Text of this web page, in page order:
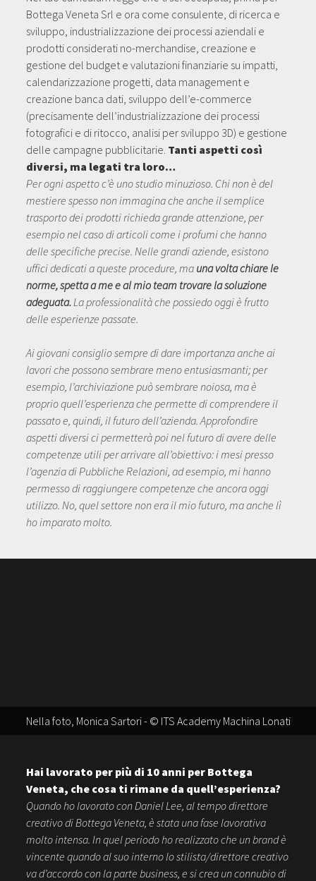
Bottega Veneta Srl e ora come consulente, di ricerca e
sviluppo, industrializzazione dei processi aziendali e
prodotti considerati no-merchandise, creazione e
gestione del budget e valutazioni finanziarie su impatti,
calendarizzazione progetti, data management e
creazione banca dati, sviluppo dell’e-commerce
(precisamente dell’industrializzazione dei processi
fotografici e di ritocco, analisi per sviluppo 3D) e gestione
delle campagne pubblicitarie. Tanti aspetti così
diversi, ma legati tra loro…
Per ogni aspetto c’è uno studio minuzioso. Chi non è del
mestiere spesso non immagina che anche il semplice
trasporto dei prodotti richieda grande attenzione, per
esempio nel caso di articoli come i profumi che hanno
delle specifiche precise. Nelle grandi aziende, esistono
uffici dedicati a queste procedure, ma una volta chiare le
norme, spetta a me e al mio team trovare la soluzione
adeguata.La professionalità che possiedo oggi è frutto
delle esperienze passate.
Ai giovani consiglio sempre di dare importanza anche ai
lavori che possono sembrare meno entusiasmanti; per
esempio, l’archiviazione può sembrare noiosa, ma è
proprio quell’esperienza che permette di comprendere il
passato e, quindi, il futuro dell’azienda. Approfondire
aspetti diversi ci permetterà poi nel futuro di avere delle
competenze utili per arrivare all’obiettivo: i mesi presso
l’agenzia di Pubbliche Relazioni, ad esempio, mi hanno
permesso di raggiungere competenze che ancora oggi
utilizzo. No, quel settore non era il mio futuro, ma anche lì
ho imparato molto.
Nella foto, Monica Sartori - © ITS Academy Machina Lonati
Hai lavorato per più di 10 anni per Bottega
Veneta, che cosa ti rimane da quell’esperienza?
Quando ho lavorato con Daniel Lee, al tempo direttore
creativo di Bottega Veneta, è stata una fase lavorativa
molto intensa. In quel periodo ho realizzato che un brand è
vincente quando al suo interno lo stilista/direttore creativo
va d’accordo con la parte business, e si crea un connubio di